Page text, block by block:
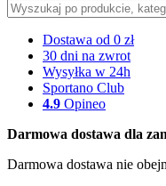
Dostawa od 0 zł
30 dni na zwrot
Wysyłka w 24h
Sportano Club
4.9 Opineo
Darmowa dostawa dla
Darmowa dostawa nie